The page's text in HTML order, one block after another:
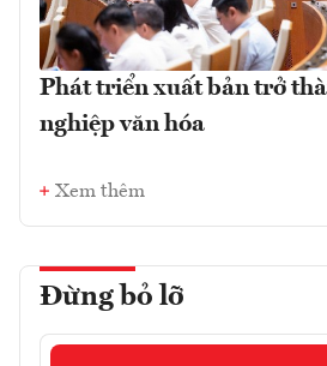
Phát triển xuất bản trở
nghiệp văn hóa
Xem thêm
Đừng bỏ lỡ